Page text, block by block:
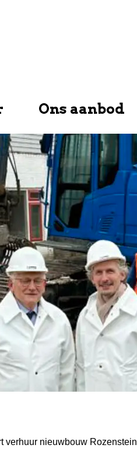
Ons aanbod
verhuur nieuwbouw Rozenstein